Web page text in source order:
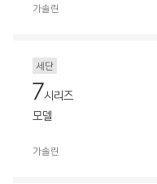
가솔린
세단
7시리즈
모델
가솔린